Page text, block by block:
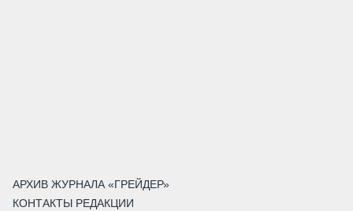
АРХИВ ЖУРНАЛА «ГРЕЙДЕР»
КОНТАКТЫ РЕДАКЦИИ